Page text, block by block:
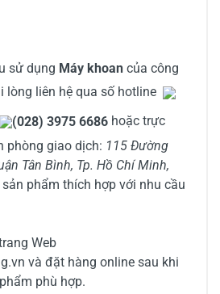
sử dụng Máy khoan của công
lòng liên hệ qua số hotline
(028) 3975 6686 hoặc trực
phòng giao dịch: 115 Đường
Tân Bình, Tp. Hồ Chí Minh,
phẩm thích hợp với nhu cầu
Web
và đặt hàng online sau khi
phù hợp.